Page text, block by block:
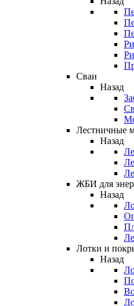
Сваи
Назад
Лестничные
Назад
ЖБИ для
Назад
Лотки и
Назад